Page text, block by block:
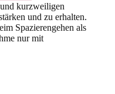
kurzweiligen
und zu erhalten.
Spazierengehen als
nur mit